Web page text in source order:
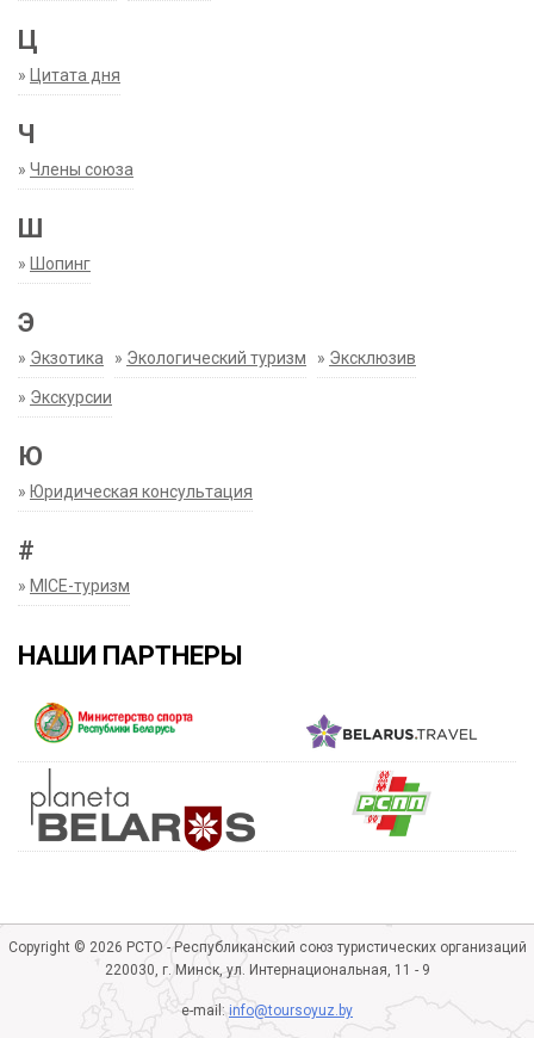
Ц
» Цитата дня
Ч
» Члены союза
Ш
» Шопинг
Э
» Экзотика » Экологический туризм » Эксклюзив
» Экскурсии
Ю
» Юридическая консультация
#
» MICE-туризм
НАШИ ПАРТНЕРЫ
Copyright © 2026 РСТО - Республиканский союз туристических организаций
220030, г. Минск, ул. Интернациональная, 11 - 9
e-mail:info@toursoyuz.by